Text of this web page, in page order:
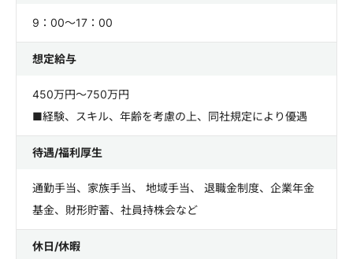
9：00～17：00
想定給与
450万円～750万円
■経験、スキル、年齢を考慮の上、同社規定により優遇
待遇/福利厚生
通勤手当、家族手当、 地域手当、 退職金制度、企業年金
基金、財形貯蓄、社員持株会など
休日/休暇